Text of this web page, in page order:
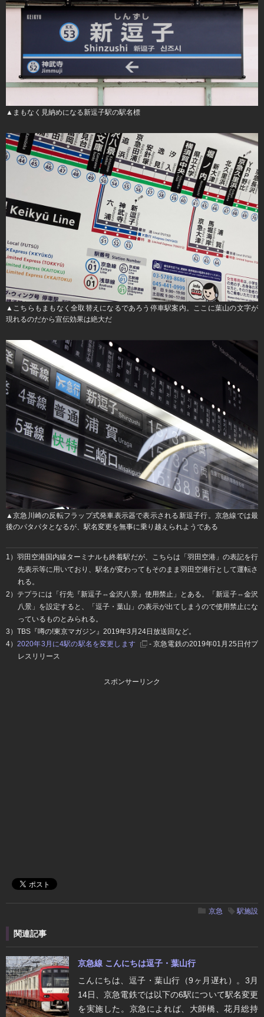
▲まもなく見納めになる新逗子駅の駅名標
▲こちらもまもなく全取替えになるであろう停車駅案内。ここに葉山の文字が
現れるのだから宣伝効果は絶大だ
▲京急川崎の反転フラップ式発車表示器で表示される新逗子行。京急線では最
後のパタパタとなるが、駅名変更を無事に乗り越えられようである
1）羽田空港国内線ターミナルも終着駅だが、こちらは「羽田空港」の表記を行
先表示等に用いており、駅名が変わってもそのまま羽田空港行として運転さ
れる。
2）テプラには「行先『新逗子⇔金沢八景』使用禁止」とある。「新逗子⇔金沢
八景」を設定すると、「逗子・葉山」の表示が出てしまうので使用禁止にな
っているものとみられる。
3）TBS『噂の!東京マガジン』2019年3月24日放送回など。
4）2020年3月に4駅の駅名を変更します
- 京急電鉄の2019年01月25日付プ
レスリリース
スポンサーリンク
京急 駅施設
関連記事
京急線 こんにちは逗子・葉山行
こんにちは、逗子・葉山行（9ヶ月遅れ）。3月
14日、京急電鉄では以下の6駅について駅名変更
を実施した。京急によれば、大師橋、花月総持